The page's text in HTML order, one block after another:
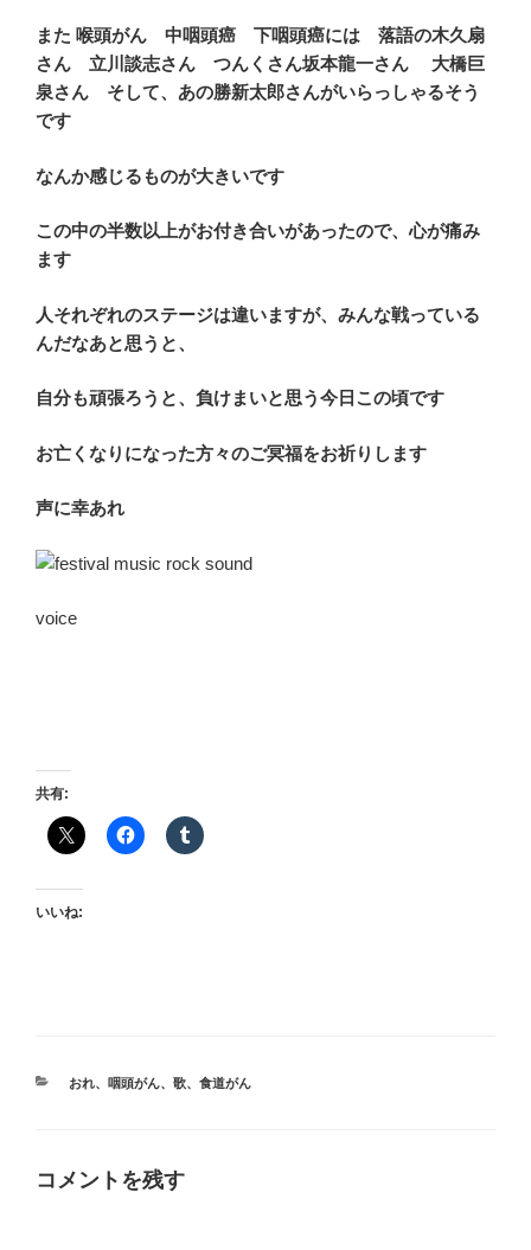
また 喉頭がん 中咽頭癌 下咽頭癌には 落語の木久扇
さん 立川談志さん つんくさん坂本龍一さん 大橋巨
泉さん そして、あの勝新太郎さんがいらっしゃるそう
です
なんか感じるものが大きいです
この中の半数以上がお付き合いがあったので、心が痛み
ます
人それぞれのステージは違いますが、みんな戦っている
んだなあと思うと、
自分も頑張ろうと、負けまいと思う今日この頃です
お亡くなりになった方々のご冥福をお祈りします
声に幸あれ
voice
共有:
いいね:
カ
おれ、 咽頭がん、 歌、 食道がん
コメントを残す